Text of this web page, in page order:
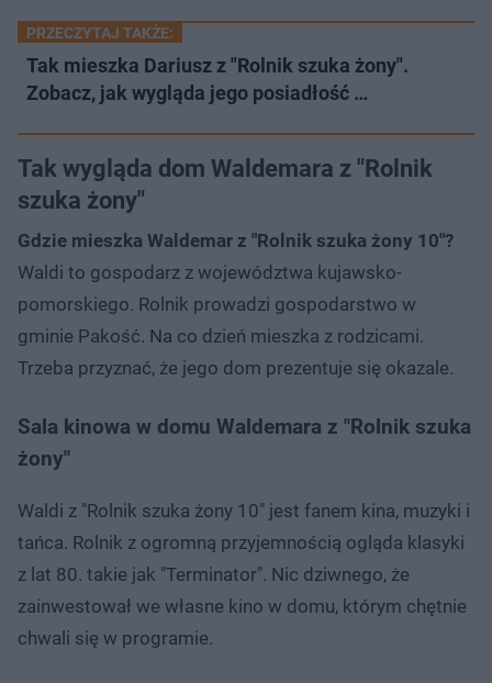
PRZECZYTAJ TAKŻE:
Tak mieszka Dariusz z "Rolnik szuka żony".
Zobacz, jak wygląda jego posiadłość …
Tak wygląda dom Waldemara z "Rolnik
szuka żony"
Gdzie mieszka Waldemar z "Rolnik szuka żony 10"?
Waldi to gospodarz z województwa kujawsko-
pomorskiego. Rolnik prowadzi gospodarstwo w
gminie Pakość. Na co dzień mieszka z rodzicami.
Trzeba przyznać, że jego dom prezentuje się okazale.
Sala kinowa w domu Waldemara z "Rolnik szuka
żony"
Waldi z "Rolnik szuka żony 10" jest fanem kina, muzyki i
tańca. Rolnik z ogromną przyjemnością ogląda klasyki
z lat 80. takie jak "Terminator". Nic dziwnego, że
zainwestował we własne kino w domu, którym chętnie
chwali się w programie.